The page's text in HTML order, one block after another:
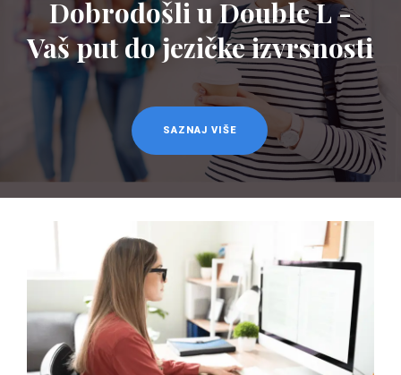
NAŠE USLUGE
ŠKOLA STRANIH
JEZIKA
PREVODILAČKI BIRO
KURSEVI
NOVOSTI
KONTAKT
Prevodilačke usluge
na 35 jezika
SAZNAJ VIŠE